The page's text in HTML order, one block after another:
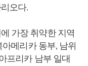
오다.
가장 취약한 지역
메리카 동부, 남위
프리카 남부 일대